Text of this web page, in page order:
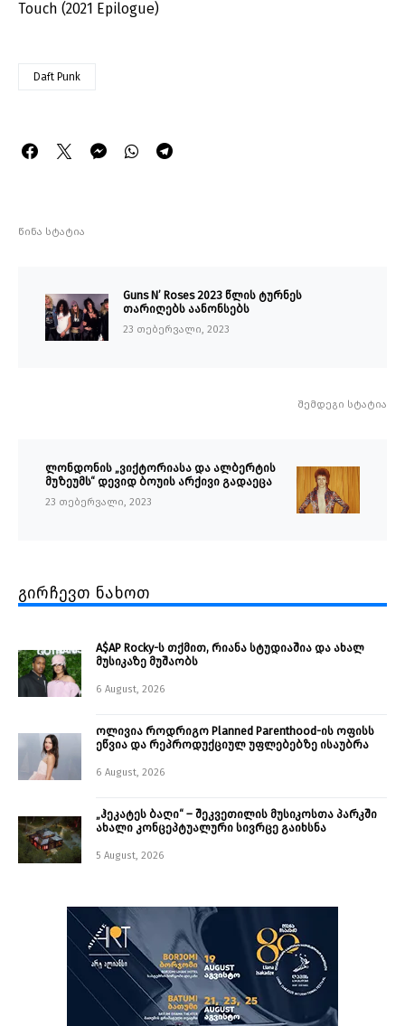
Touch (2021 Epilogue)
Daft Punk
წინა სტატია
Guns N’ Roses 2023 წლის ტურნეს
თარიღებს აანონსებს
23 თებერვალი, 2023
შემდეგი სტატია
ლონდონის „ვიქტორიასა და ალბერტის
მუზეუმს“ დევიდ ბოუის არქივი გადაეცა
23 თებერვალი, 2023
გირჩევთ ნახოთ
A$AP Rocky-ს თქმით, რიანა სტუდიაშია და ახალ
მუსიკაზე მუშაობს
6 August, 2026
ოლივია როდრიგო Planned Parenthood-ის ოფისს
ეწვია და რეპროდუქციულ უფლებებზე ისაუბრა
6 August, 2026
„ჰეკატეს ბაღი“ – შეკვეთილის მუსიკოსთა პარკში
ახალი კონცეპტუალური სივრცე გაიხსნა ￼
5 August, 2026